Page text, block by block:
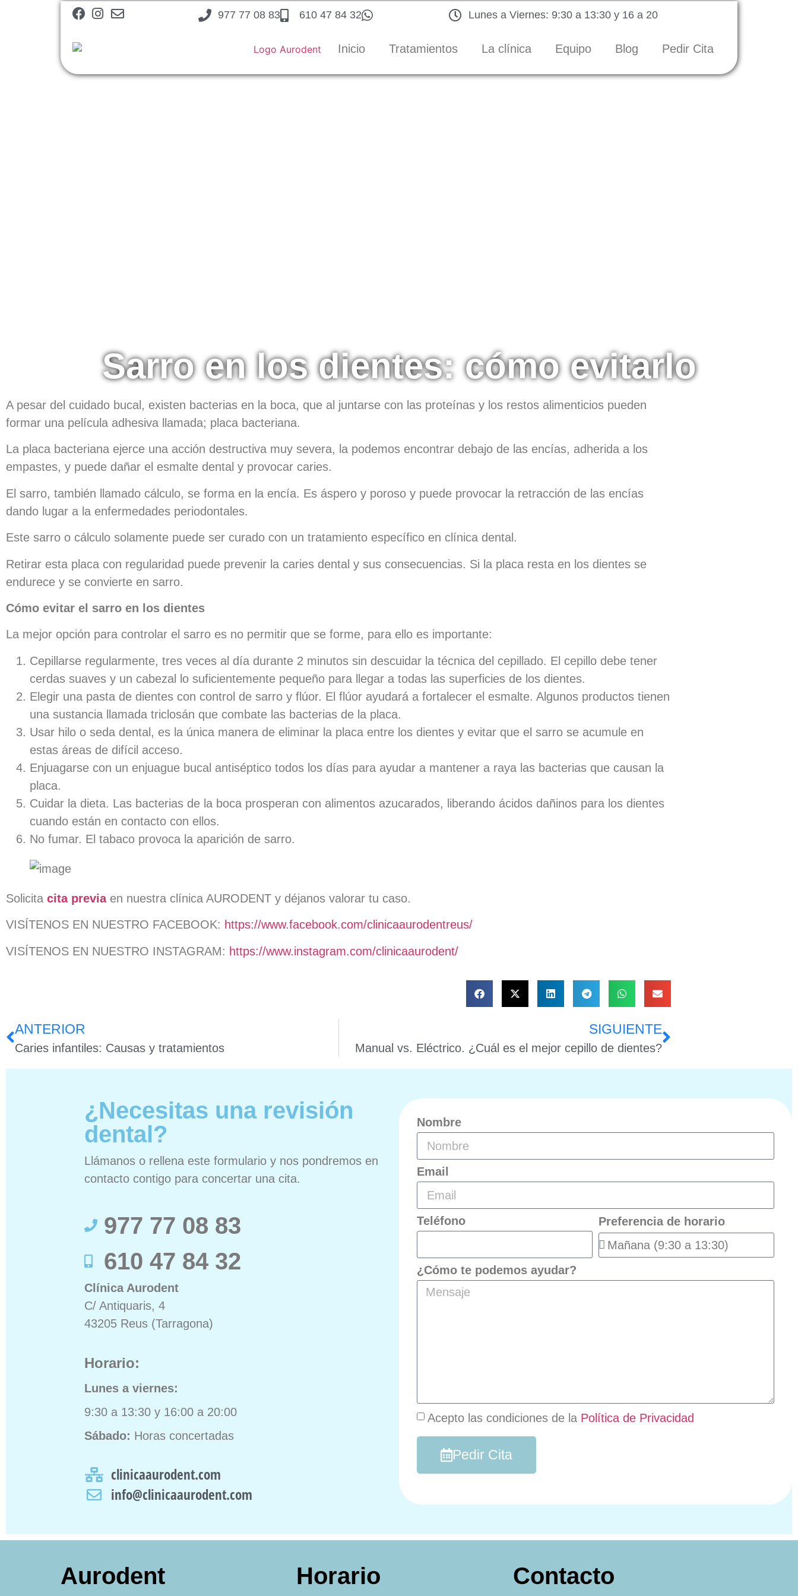
977 77 08 83 610 47 84 32 Lunes a Viernes: 9:30 a 13:30 y 16 a 20
Inicio Tratamientos La clínica Equipo Blog Pedir Cita
Sarro en los dientes: cómo evitarlo
A pesar del cuidado bucal, existen bacterias en la boca, que al juntarse con las proteínas y los restos alimenticios pueden
formar una película adhesiva llamada; placa bacteriana.
La placa bacteriana ejerce una acción destructiva muy severa, la podemos encontrar debajo de las encías, adherida a los
empastes, y puede dañar el esmalte dental y provocar caries.
El sarro, también llamado cálculo, se forma en la encía. Es áspero y poroso y puede provocar la retracción de las encías
dando lugar a la enfermedades periodontales.
Este sarro o cálculo solamente puede ser curado con un tratamiento específico en clínica dental.
Retirar esta placa con regularidad puede prevenir la caries dental y sus consecuencias. Si la placa resta en los dientes se
endurece y se convierte en sarro.
Cómo evitar el sarro en los dientes
La mejor opción para controlar el sarro es no permitir que se forme, para ello es importante:
Cepillarse regularmente, tres veces al día durante 2 minutos sin descuidar la técnica del cepillado. El cepillo debe tener
cerdas suaves y un cabezal lo suficientemente pequeño para llegar a todas las superficies de los dientes.
Elegir una pasta de dientes con control de sarro y flúor. El flúor ayudará a fortalecer el esmalte. Algunos productos tienen
una sustancia llamada triclosán que combate las bacterias de la placa.
Usar hilo o seda dental, es la única manera de eliminar la placa entre los dientes y evitar que el sarro se acumule en
estas áreas de difícil acceso.
Enjuagarse con un enjuague bucal antiséptico todos los días para ayudar a mantener a raya las bacterias que causan la
placa.
Cuidar la dieta. Las bacterias de la boca prosperan con alimentos azucarados, liberando ácidos dañinos para los dientes
cuando están en contacto con ellos.
No fumar. El tabaco provoca la aparición de sarro.
Solicita cita previaen nuestra clínica AURODENT y déjanos valorar tu caso.
VISÍTENOS EN NUESTRO FACEBOOK: https://www.facebook.com/clinicaaurodentreus/
VISÍTENOS EN NUESTRO INSTAGRAM: https://www.instagram.com/clinicaaurodent/
ANTERIOR
Caries infantiles: Causas y tratamientos
SIGUIENTE
Manual vs. Eléctrico. ¿Cuál es el mejor cepillo de dientes?
¿Necesitas una revisión
dental?
Llámanos o rellena este formulario y nos pondremos en
contacto contigo para concertar una cita.
977 77 08 83
610 47 84 32
Clínica Aurodent
C/ Antiquaris, 4
43205 Reus (Tarragona)
Horario:
Lunes a viernes:
9:30 a 13:30 y 16:00 a 20:00
Sábado: Horas concertadas
clinicaaurodent.com
info@clinicaaurodent.com
Nombre
Email
Teléfono Preferencia de horario
¿Cómo te podemos ayudar?
Acepto las condiciones de la Política de Privacidad
Pedir Cita
Aurodent Horario Contacto